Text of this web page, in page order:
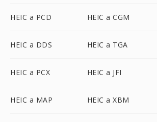
HEIC a PCD HEIC a CGM
HEIC a DDS HEIC a TGA
HEIC a PCX HEIC a JFI
HEIC a MAP HEIC a XBM